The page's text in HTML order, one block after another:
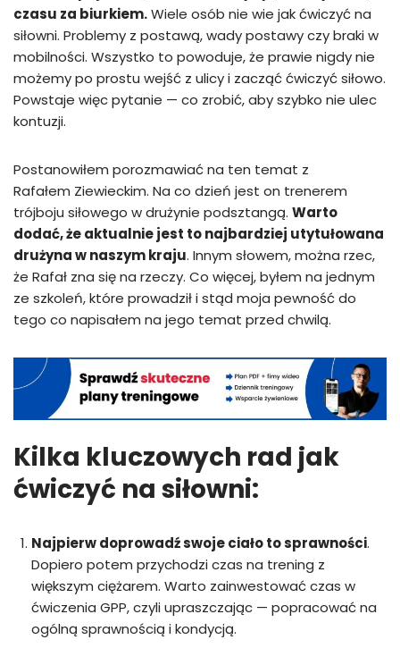
czasu za biurkiem.Wiele osób nie wie jak ćwiczyć na
siłowni. Problemy z postawą, wady postawy czy braki w
mobilności. Wszystko to powoduje, że prawie nigdy nie
możemy po prostu wejść z ulicy i zacząć ćwiczyć siłowo.
Powstaje więc pytanie — co zrobić, aby szybko nie ulec
kontuzji.
Postanowiłem porozmawiać na ten temat z
Rafałem Ziewieckim. Na co dzień jest on trenerem
trójboju siłowego w drużynie podsztangą. Warto
dodać, że aktualnie jest to najbardziej utytułowana
drużyna w naszym kraju. Innym słowem, można rzec,
że Rafał zna się na rzeczy. Co więcej, byłem na jednym
ze szkoleń, które prowadził i stąd moja pewność do
tego co napisałem na jego temat przed chwilą.
Kilka kluczowych rad jak
ćwiczyć na siłowni:
Najpierw doprowadź swoje ciało to sprawności.
Dopiero potem przychodzi czas na trening z
większym ciężarem. Warto zainwestować czas w
ćwiczenia GPP, czyli upraszczając — popracować na
ogólną sprawnością i kondycją.